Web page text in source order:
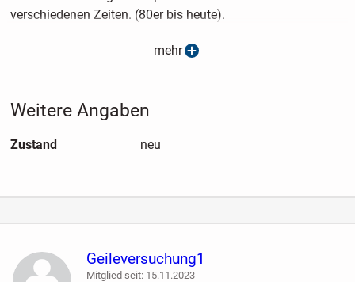
verschiedenen Zeiten. (80er bis heute).
mehr
Weitere Angaben
Zustand neu
Geileversuchung1
Mitglied seit: 15.11.2023